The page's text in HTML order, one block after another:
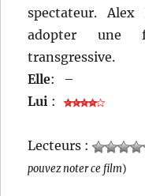
spectateur. Alex
adopter une
transgressive.
Elle:
–
Lui :
Lecteurs :
pouvez noter ce film)